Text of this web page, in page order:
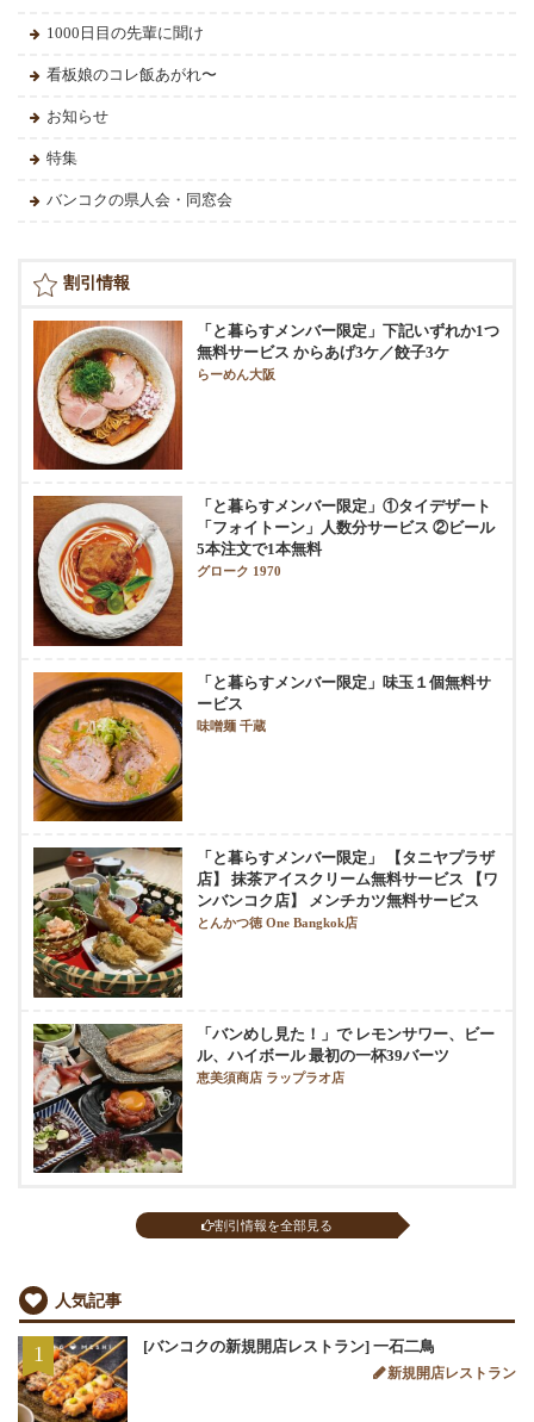
1000日目の先輩に聞け
看板娘のコレ飯あがれ〜
お知らせ
特集
バンコクの県人会・同窓会
割引情報
「と暮らすメンバー限定」下記いずれか1つ
無料サービス からあげ3ケ／餃子3ケ
らーめん大阪
「と暮らすメンバー限定」①タイデザート
「フォイトーン」人数分サービス ②ビール
5本注文で1本無料
グローク 1970
「と暮らすメンバー限定」味玉１個無料サ
ービス
味噌麺 千蔵
「と暮らすメンバー限定」 【タニヤプラザ
店】 抹茶アイスクリーム無料サービス 【ワ
ンバンコク店】 メンチカツ無料サービス
とんかつ徳 One Bangkok店
「バンめし見た！」で レモンサワー、ビー
ル、ハイボール 最初の一杯39バーツ
恵美須商店 ラップラオ店
割引情報を全部見る
人気記事
1 [バンコクの新規開店レストラン] 一石二鳥
新規開店レストラン